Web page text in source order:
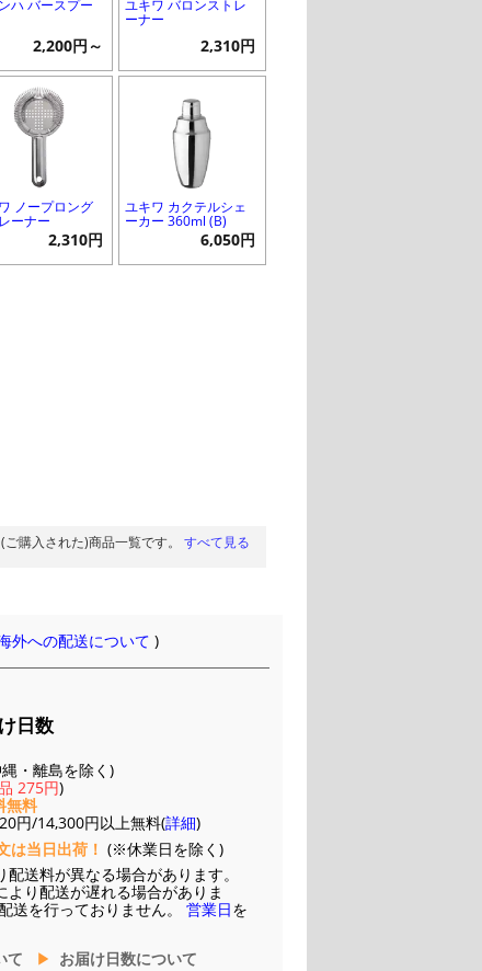
ハ バースプー
2,200円～
ユキワ バロンストレ
ーナー
2,310円
ノープロング
ーナー
2,310円
ユキワ カクテルシェ
ーカー 360ml (B)
6,050円
購入された)商品一覧です。 すべて見る
外への配送について )
日数
・離島を除く)
275円)
無料
円/14,300円以上無料(詳細)
は当日出荷！ (※休業日を除く)
送料が異なる場合があります。
より配送が遅れる場合がありま
送を行っておりません。 営業日を
て
お届け日数について